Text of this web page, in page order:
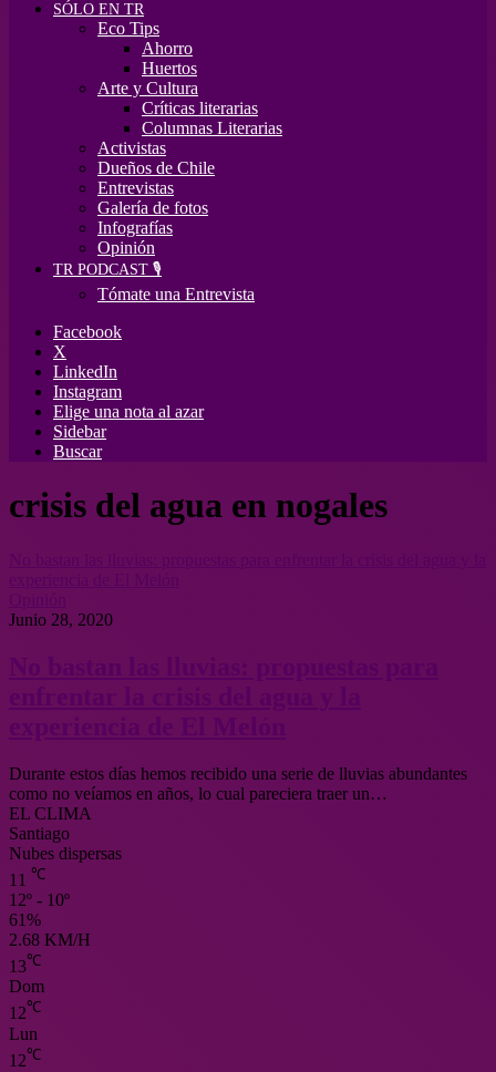
SÓLO EN TR
Eco Tips
Ahorro
Huertos
Arte y Cultura
Críticas literarias
Columnas Literarias
Activistas
Dueños de Chile
Entrevistas
Galería de fotos
Infografías
Opinión
TR PODCAST 🎙️
Tómate una Entrevista
Facebook
X
LinkedIn
Instagram
Elige una nota al azar
Sidebar
Buscar
crisis del agua en nogales
Junio 28, 2020
Durante estos días hemos recibido una serie de lluvias abundantes
como no veíamos en años, lo cual pareciera traer un…
EL CLIMA
Santiago
Nubes dispersas
11 ℃
12º - 10º
61%
2.68 KM/H
13℃
Dom
12℃
Lun
12℃